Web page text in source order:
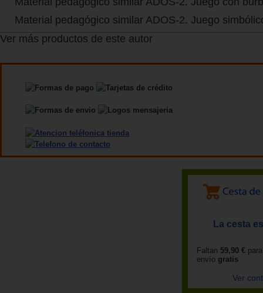
Material pedagógico similar ADOS-2. Juego
Ver más productos de este autor
La cesta
Faltan 59,90 €
envío gratis
Ver